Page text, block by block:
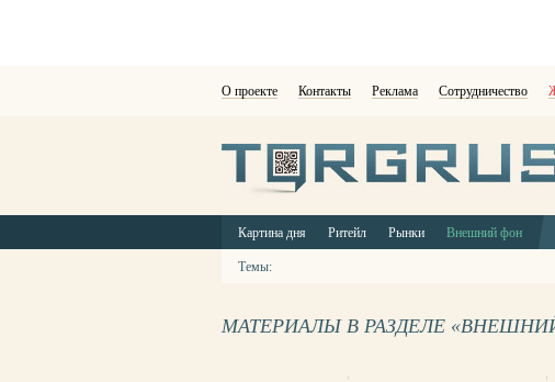
О проекте Контакты Реклама Сотрудничество
Картина дня Ритейл Рынки Внешний фон
Темы:
МАТЕРИАЛЫ В РАЗДЕЛЕ